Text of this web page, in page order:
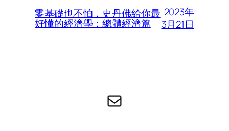
零基礎也不怕，史丹佛給你最
好懂的經濟學：總體經濟篇
2023年
3月21日
电子邮件